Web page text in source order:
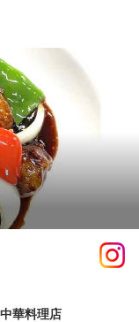
華料理店